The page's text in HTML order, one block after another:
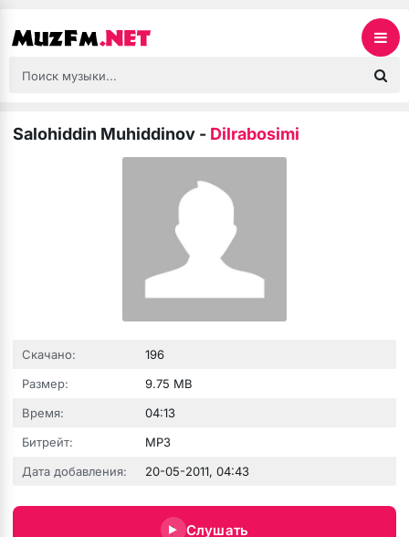
Salohiddin Muhiddinov - Dilrabosimi
Скачано:
196
Размер:
9.75 MB
Время:
04:13
Битрейт:
MP3
Дата добавления:
20-05-2011, 04:43
Слушать